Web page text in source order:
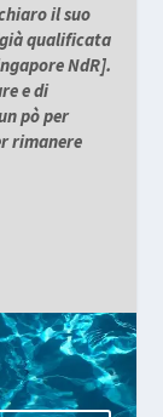
il suo
qualificata
NdR].
e di
pò per
rimanere